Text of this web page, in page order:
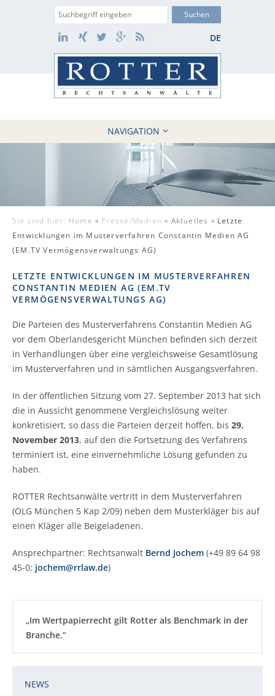
Suche
DE
LinkedIn
Xing TwitterGoogle+
RSS
NAVIGATION
HOME
KANZLEI
10 GRÜNDE
FÄLLE
REFERENZEN
Sie sind hier: Home » Presse/Medien » Aktuelles » Letzte
Entwicklungen im Musterverfahren Constantin Medien AG
(EM.TV Vermögensverwaltungs AG)
LETZTE ENTWICKLUNGEN IM MUSTERVERFAHREN
CONSTANTIN MEDIEN AG (EM.TV
VERMÖGENSVERWALTUNGS AG)
Die Parteien des Musterverfahrens Constantin Medien AG
vor dem Oberlandesgericht München befinden sich derzeit
in Verhandlungen über eine vergleichsweise Gesamtlösung
im Musterverfahren und in sämtlichen Ausgangsverfahren.
In der öffentlichen Sitzung vom 27. September 2013 hat sich
die in Aussicht genommene Vergleichslösung weiter
konkretisiert, so dass die Parteien derzeit hoffen, bis 29.
November 2013, auf den die Fortsetzung des Verfahrens
terminiert ist, eine einvernehmliche Lösung gefunden zu
haben.
ROTTER Rechtsanwälte vertritt in dem Musterverfahren
(OLG München 5 Kap 2/09) neben dem Musterkläger bis auf
einen Kläger alle Beigeladenen.
Ansprechpartner: Rechtsanwalt Bernd Jochem (+49 89 64 98
45-0; jochem@rrlaw.de)
„Im Wertpapierrecht gilt Rotter als Benchmark in der
Branche.“
NEWS